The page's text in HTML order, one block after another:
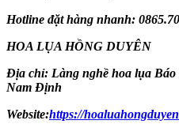
Hotline đặt hàng nhanh:
HOA LỤA HỒNG DUYÊN
Địa chỉ: Làng nghề hoa lụa
Nam Định
Website:https://